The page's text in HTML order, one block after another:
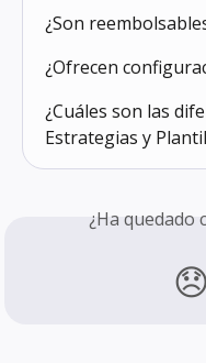
¿Son
¿Ofrecen
¿Cuáles son las
Estrategias y
¿Ha quedado
😞